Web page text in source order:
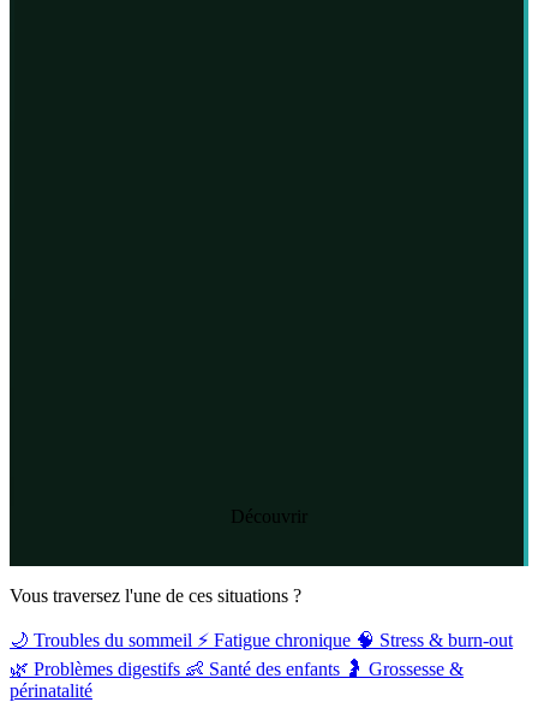
Découvrir
Vous traversez l'une de ces situations ?
🌙 Troubles du sommeil ⚡ Fatigue chronique 🧠 Stress & burn-out
🌿 Problèmes digestifs 👶 Santé des enfants 🤰 Grossesse &
périnatalité